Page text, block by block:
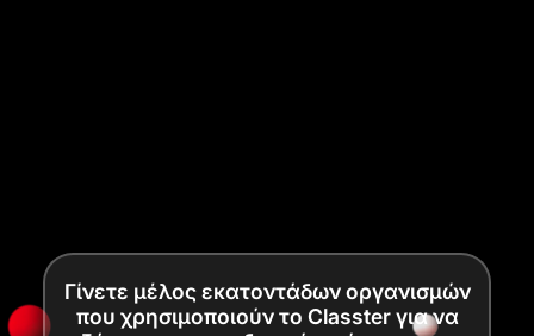
Γίνετε μέλος εκατοντάδων οργανισμών
που χρησιμοποιούν το Classter για να